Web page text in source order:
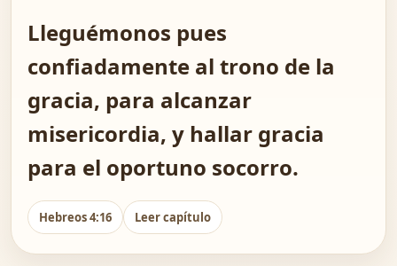
Lleguémonos pues
confiadamente al trono de la
gracia, para alcanzar
misericordia, y hallar gracia
para el oportuno socorro.
Hebreos 4:16 Leer capítulo